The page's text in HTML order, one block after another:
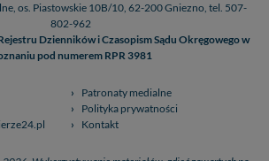
os. Piastowskie 10B/10, 62-200 Gniezno, tel. 507-
802-962
Dzienników i Czasopism Sądu Okręgowego w
pod numerem RPR 3981
Patronaty medialne
Polityka prywatności
Kontakt